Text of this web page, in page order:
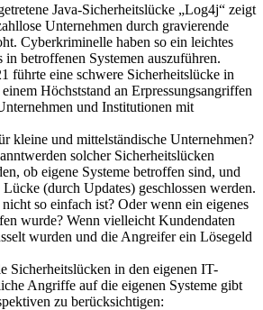
Java-Sicherheitslücke „Log4j“ zeigt
Unternehmen durch gravierende
Cyberkriminelle haben so ein leichtes
in betroffenen Systemen auszuführen.
führte eine schwere Sicherheitslücke in
Höchststand an Erpressungsangriffen
und Institutionen mit
kleine und mittelständische Unternehmen?
solcher Sicherheitslücken
ob eigene Systeme betroffen sind, und
(durch Updates) geschlossen werden.
so einfach ist? Oder wenn ein eigenes
wurde? Wenn vielleicht Kundendaten
wurden und die Angreifer ein Lösegeld
Sicherheitslücken in den eigenen IT-
Angriffe auf die eigenen Systeme gibt
zu berücksichtigen: